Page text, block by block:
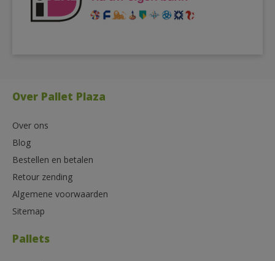
Over Pallet Plaza
Over ons
Blog
Bestellen en betalen
Retour zending
Algemene voorwaarden
Sitemap
Pallets